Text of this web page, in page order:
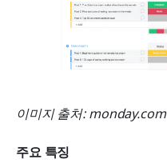
이미지 출처: monday.com
주요 특징